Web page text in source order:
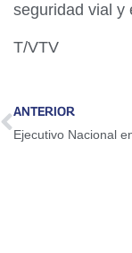
seguridad vial y
T/VTV
ANTERIOR